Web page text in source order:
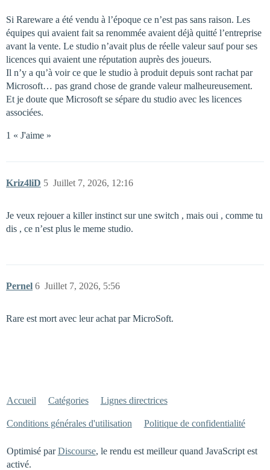
Si Rareware a été vendu à l’époque ce n’est pas sans raison. Les
équipes qui avaient fait sa renommée avaient déjà quitté l’entreprise
avant la vente. Le studio n’avait plus de réelle valeur sauf pour ses
licences qui avaient une réputation auprès des joueurs.
Il n’y a qu’à voir ce que le studio à produit depuis sont rachat par
Microsoft… pas grand chose de grande valeur malheureusement.
Et je doute que Microsoft se sépare du studio avec les licences
associées.
1 « J'aime »
Kriz4liD Juillet 7, 2026, 12:16
5
Je veux rejouer a killer instinct sur une switch , mais oui , comme tu
dis , ce n’est plus le meme studio.
Pernel Juillet 7, 2026, 5:56
6
Rare est mort avec leur achat par MicroSoft.
Accueil Catégories Lignes directrices
Conditions générales d'utilisation Politique de confidentialité
Optimisé parDiscourse, le rendu est meilleur quand JavaScript est
activé.